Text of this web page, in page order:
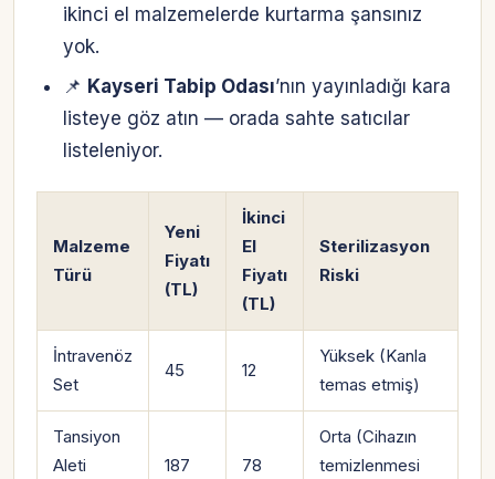
ikinci el malzemelerde kurtarma şansınız
yok.
📌 Kayseri Tabip Odası’nın yayınladığı kara
listeye göz atın — orada sahte satıcılar
listeleniyor.
Malzeme
Türü
Yeni
Fiyatı
(TL)
İkinci
El
Fiyatı
(TL)
Sterilizasyon
Riski
İntravenöz
Set
45 12
Yüksek (Kanla
temas etmiş)
Tansiyon
Aleti
187 78
Orta (Cihazın
temizlenmesi